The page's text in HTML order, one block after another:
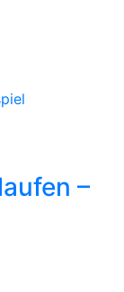
–